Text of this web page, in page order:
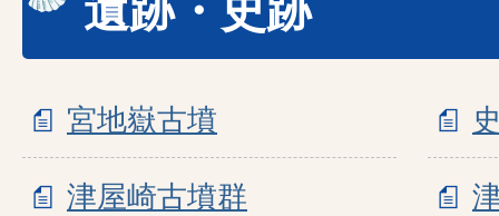
宮地嶽古墳
津屋崎古墳群